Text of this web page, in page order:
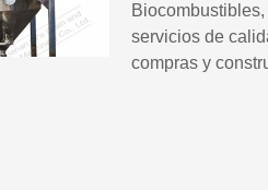
servicios de
compras y